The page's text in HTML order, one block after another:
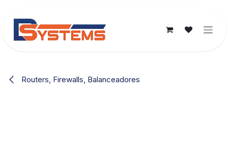
Routers, Firewalls, Balanceadores